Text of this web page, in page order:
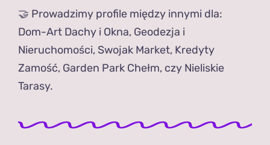
🤝 Prowadzimy profile między innymi dla:
Dom-Art Dachy i Okna, Geodezja i
Nieruchomości, Swojak Market, Kredyty
Zamość, Garden Park Chełm, czy Nieliskie
Tarasy.